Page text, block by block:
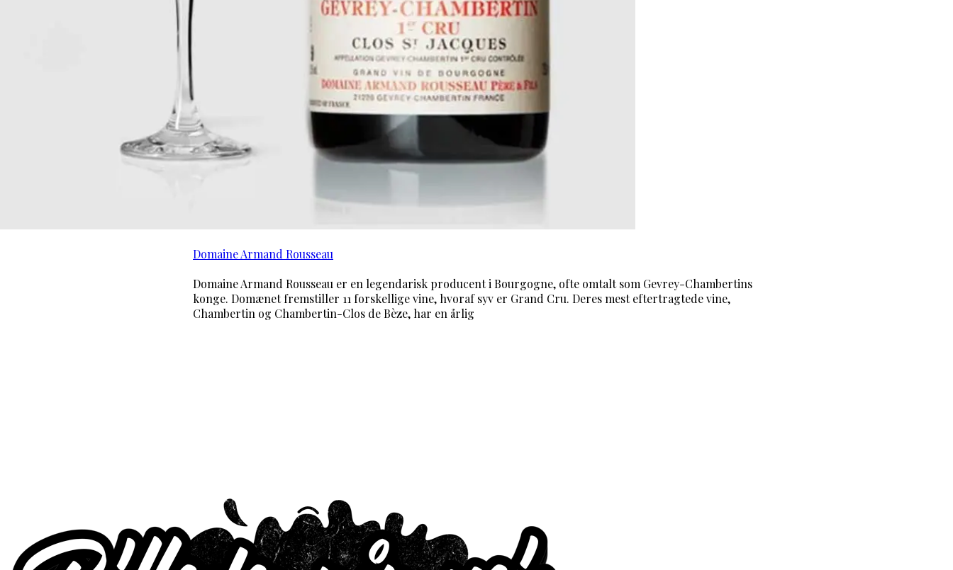
Domaine Armand Rousseau
Domaine Armand Rousseau er en legendarisk producent i Bourgogne, ofte omtalt som Gevrey-Chambertins
konge. Domænet fremstiller 11 forskellige vine, hvoraf syv er Grand Cru. Deres mest eftertragtede vine,
Chambertin og Chambertin-Clos de Bèze, har en årlig